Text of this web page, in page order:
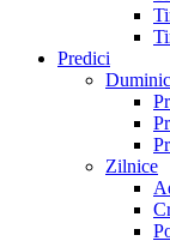
Predici
Zilnice